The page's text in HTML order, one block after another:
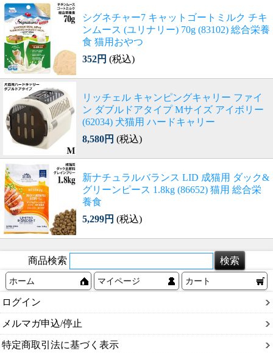
シグネチャー7 キャットゴートミルク チキ
ンムース (ユリナリー) 70g (83102) 総合栄養
食 猫用おやつ
352円 (税込)
リッチェル キャンピングキャリー ファイ
ン ダブルドアタイプ Mサイズ アイボリー
(62034) 犬猫用 ハードキャリー
8,580円 (税込)
新ナチュラルバランス LID 成猫用 ダック&
グリーンピース 1.8kg (86652) 猫用 総合栄
養食
5,299円 (税込)
商品検索
ホーム マイページ カート
ログイン
メルマガ申込/停止
特定商取引法に基づく表示